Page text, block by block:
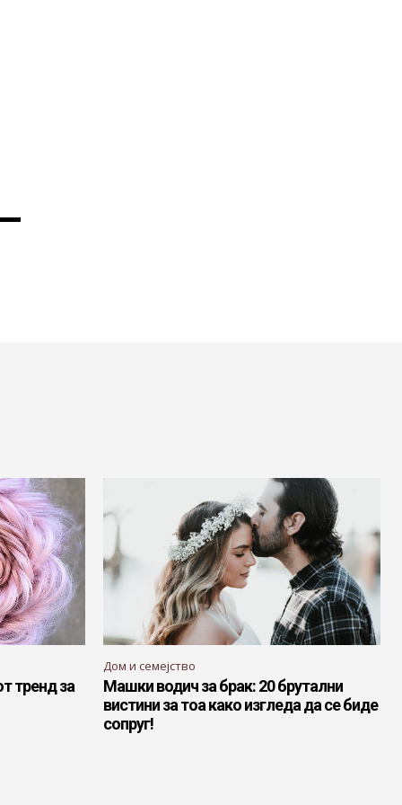
тренд за
Дом и семејство
Машки водич за брак: 20 брутални
вистини за тоа како изгледа да се биде
сопруг!